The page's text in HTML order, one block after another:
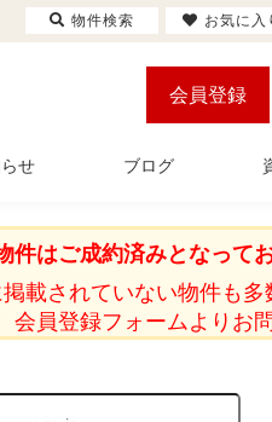
会員登録
せ ブログ
件はご成約済みとなってお
載されていない物件も多
会員登録フォームよりお
物件検索 お気に入